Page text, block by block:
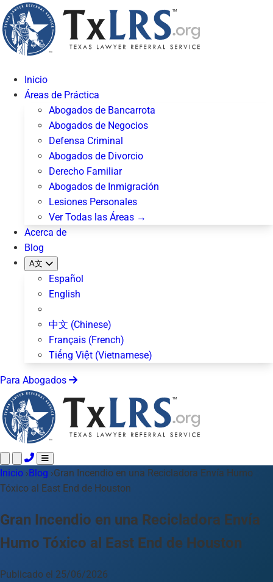
Inicio
Áreas de Práctica
Abogados de Bancarrota
Abogados de Negocios
Defensa Criminal
Abogados de Divorcio
Derecho Familiar
Abogados de Inmigración
Lesiones Personales
Ver Todas las Áreas →
Acerca de
Blog
A文
Español
English
中文 (Chinese)
Français (French)
Tiếng Việt (Vietnamese)
Para Abogados
Llame 24/7 ·512-872-4400 Envíe un Texto
Acerca de Nosotros
Blog
Para Abogados
Idioma
Inicio ›Blog ›Gran Incendio en una Recicladora Envía Humo
Tóxico al East End de Houston
Gran Incendio en una Recicladora Envía
Humo Tóxico al East End de Houston
Publicado el 25/06/2026